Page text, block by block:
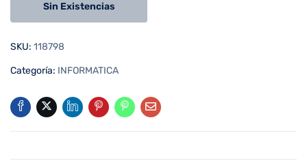
Sin Existencias
SKU: 118798
Categoría: INFORMATICA